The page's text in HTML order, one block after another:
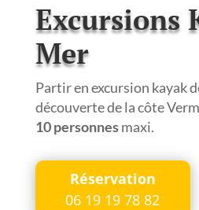
Excursions
Mer
Partir en excursion kayak
découverte de la côte
10 personnesmaxi.
Réservation
06 19 19 78 82